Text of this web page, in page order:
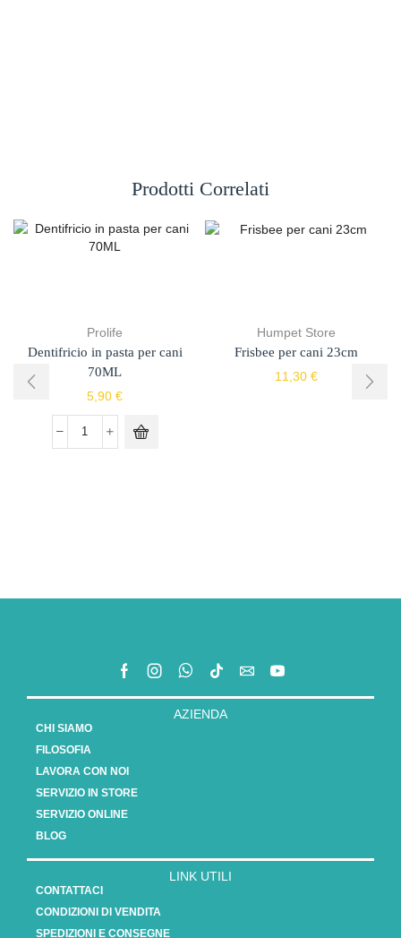
Prodotti Correlati
Prolife
Dentifricio in pasta per cani
70ML
5,90 €
Humpet Store
Frisbee per cani 23cm
11,30 €
AZIENDA
CHI SIAMO
FILOSOFIA
LAVORA CON NOI
SERVIZIO IN STORE
SERVIZIO ONLINE
BLOG
LINK UTILI
CONTATTACI
CONDIZIONI DI VENDITA
SPEDIZIONI E CONSEGNE